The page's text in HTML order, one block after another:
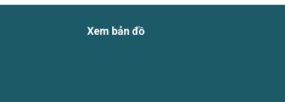
Xem bản đồ